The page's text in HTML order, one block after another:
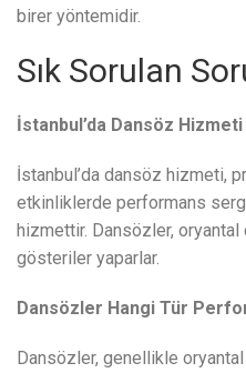
birer yöntemidir.
Sık Sorulan
İstanbul’da Dansöz
İstanbul’da dansöz hizmeti,
etkinliklerde performans
hizmettir. Dansözler,
gösteriler yaparlar.
Dansözler Hangi Tür
Dansözler, genellikle